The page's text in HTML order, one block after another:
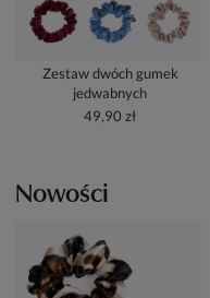
Zestaw dwóch gumek
jedwabnych
49,90 zł
Nowości